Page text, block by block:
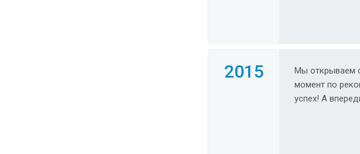
2015
Мы открываем
момент по
успех! А